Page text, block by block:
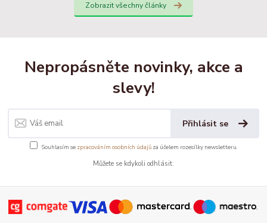
Zobrazit všechny články
Nepropásněte novinky, akce a
slevy!
Přihlásit se
Souhlasím se zpracováním osobních údajůza účelem rozesílky newsletteru.
Můžete se kdykoli odhlásit.